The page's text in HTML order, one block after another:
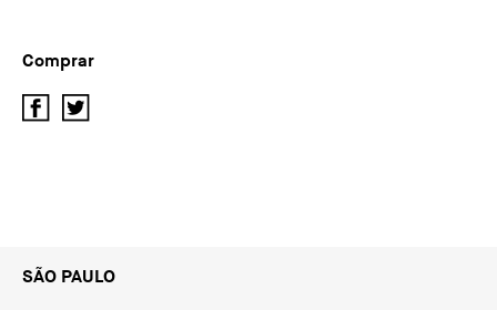
Comprar
SÃO PAULO